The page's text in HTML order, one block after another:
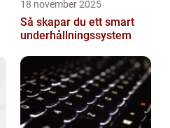
18 november 2025
Så skapar du ett smart
underhållningssystem